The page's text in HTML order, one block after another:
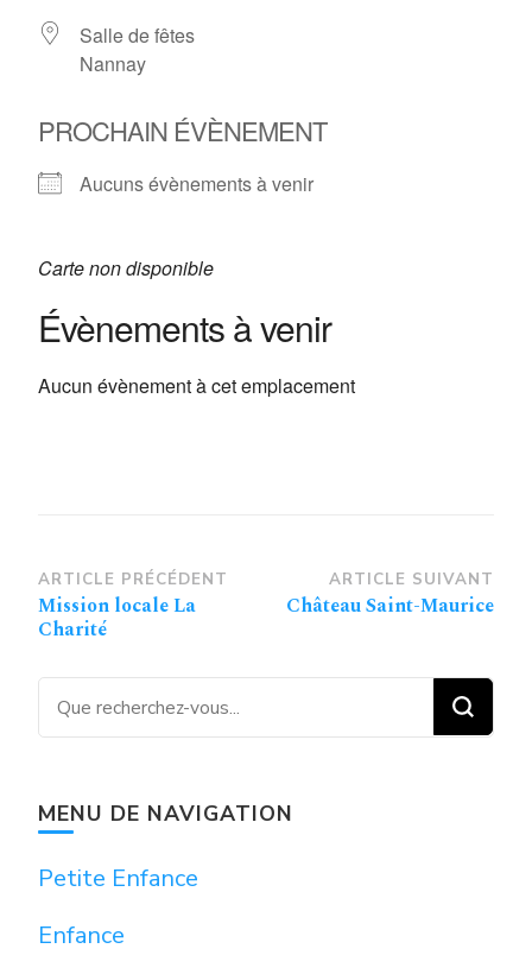
Salle de fêtes
Nannay
PROCHAIN ÉVÈNEMENT
Aucuns évènements à venir
Carte non disponible
Évènements à venir
Aucun évènement à cet emplacement
Navigation
d’article
ARTICLE PRÉCÉDENT
Mission locale La
Charité
ARTICLE SUIVANT
Château Saint-Maurice
Vous recherchiez quelque
chose ?
MENU DE NAVIGATION
Petite Enfance
Enfance